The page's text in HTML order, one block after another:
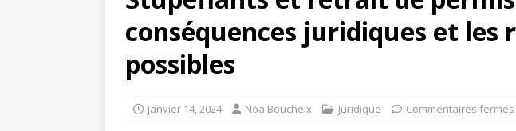
conséquences juridiques et les
possibles
janvier 14, 2024 Noa Boucheix Juridique Commentaires fermés